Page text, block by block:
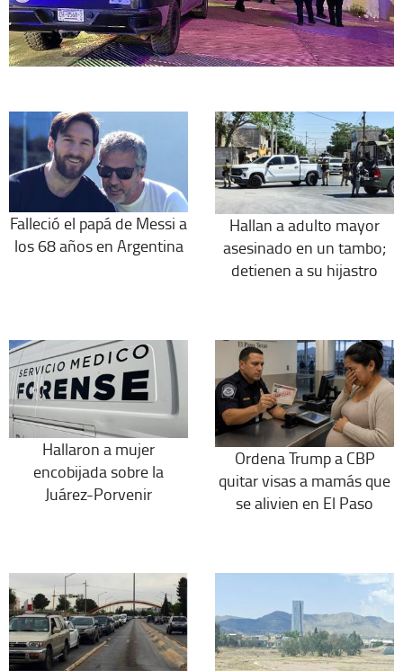
Falleció el papá de Messi a
los 68 años en Argentina
Hallan a adulto mayor
asesinado en un tambo;
detienen a su hijastro
Hallaron a mujer
encobijada sobre la
Juárez-Porvenir
Ordena Trump a CBP
quitar visas a mamás que
se alivien en El Paso